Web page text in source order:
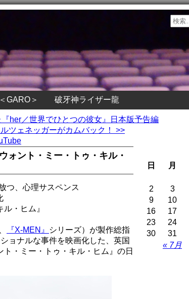
GARO＞ 破牙神ライザー龍
her／世界でひとつの彼女』日本版予告編
ツェネッガーがカムバック！ >>
ォント・ミー・トゥ・キル・
つ、心理サスペンス
・ヒム』
『X-MEN』
シリーズ）が製作総指
ョナルな事件を映画化した、英国
・ミー・トゥ・キル・ヒム』の日
日
月
« 7月
2
3
9
10
16
17
23
24
30
31